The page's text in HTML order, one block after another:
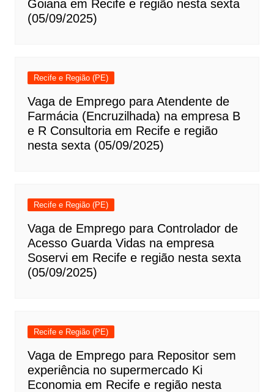
Goiana em Recife e região nesta sexta
(05/09/2025)
Recife e Região (PE)
Vaga de Emprego para Atendente de
Farmácia (Encruzilhada) na empresa B
e R Consultoria em Recife e região
nesta sexta (05/09/2025)
Recife e Região (PE)
Vaga de Emprego para Controlador de
Acesso Guarda Vidas na empresa
Soservi em Recife e região nesta sexta
(05/09/2025)
Recife e Região (PE)
Vaga de Emprego para Repositor sem
experiência no supermercado Ki
Economia em Recife e região nesta